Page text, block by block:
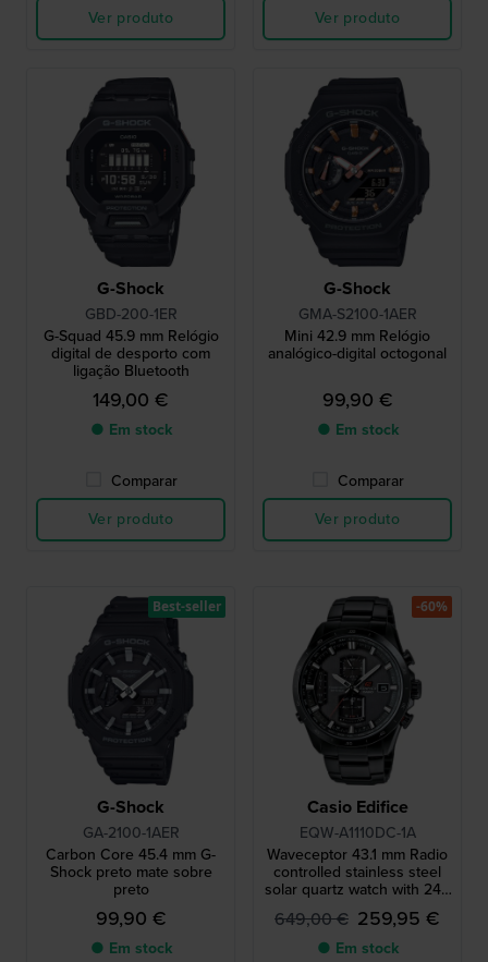
Ver produto
Ver produto
G-Shock
GBD-200-1ER
G-Squad 45.9 mm Relógio
digital de desporto com
ligação Bluetooth
149,00 €
● Em stock
Comparar
Ver produto
G-Shock
GMA-S2100-1AER
Mini 42.9 mm Relógio
analógico-digital octogonal
99,90 €
● Em stock
Comparar
Ver produto
G-Shock
GA-2100-1AER
Carbon Core 45.4 mm G-
Shock preto mate sobre
preto
99,90 €
● Em stock
Best-seller
Casio Edifice
EQW-A1110DC-1A
Waveceptor 43.1 mm Radio
controlled stainless steel
solar quartz watch with 24h
indicator
649,00 € 259,95 €
● Em stock
-60%